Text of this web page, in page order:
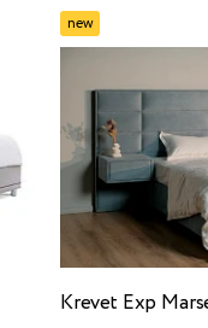
new
Krevet Exp